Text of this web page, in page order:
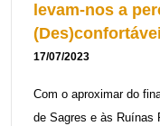
levam-nos a
17/07/2023
Com o aproximar do
de Sagres e às Ruínas